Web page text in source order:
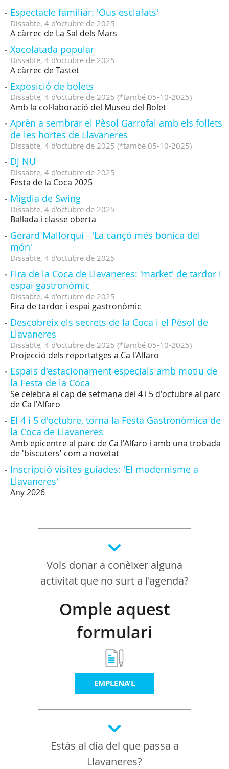
Espectacle familiar: 'Ous esclafats'
Dissabte, 4 d'octubre de 2025
A càrrec de La Sal dels Mars
Xocolatada popular
Dissabte, 4 d'octubre de 2025
A càrrec de Tastet
Exposició de bolets
Dissabte, 4 d'octubre de 2025 (*també 05-10-2025)
Amb la col·laboració del Museu del Bolet
Aprèn a sembrar el Pèsol Garrofal amb els follets
de les hortes de Llavaneres
Dissabte, 4 d'octubre de 2025 (*també 05-10-2025)
DJ NU
Dissabte, 4 d'octubre de 2025
Festa de la Coca 2025
Migdia de Swing
Dissabte, 4 d'octubre de 2025
Ballada i classe oberta
Gerard Mallorquí - 'La cançó més bonica del
món'
Dissabte, 4 d'octubre de 2025
Fira de la Coca de Llavaneres: 'market' de tardor i
espai gastronòmic
Dissabte, 4 d'octubre de 2025
Fira de tardor i espai gastronòmic
Descobreix els secrets de la Coca i el Pèsol de
Llavaneres
Dissabte, 4 d'octubre de 2025 (*també 05-10-2025)
Projecció dels reportatges a Ca l'Alfaro
Espais d'estacionament especials amb motiu de
la Festa de la Coca
Se celebra el cap de setmana del 4 i 5 d'octubre al parc
de Ca l'Alfaro
El 4 i 5 d'octubre, torna la Festa Gastronòmica de
la Coca de Llavaneres
Amb epicentre al parc de Ca l'Alfaro i amb una trobada
de 'biscuters' com a novetat
Inscripció visites guiades: 'El modernisme a
Llavaneres'
Any 2026
Vols donar a conèixer alguna
activitat que no surt a l'agenda?
Omple aquest
formulari
EMPLENA'L
Estàs al dia del que passa a
Llavaneres?